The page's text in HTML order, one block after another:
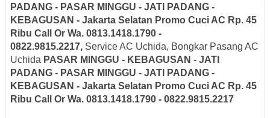
PADANG - PASAR MINGGU - JATI PADANG -
KEBAGUSAN - Jakarta Selatan Promo Cuci AC Rp. 45
Ribu Call Or Wa. 0813.1418.1790 -
0822.9815.2217, Service AC Uchida, Bongkar Pasang AC
Uchida PASAR MINGGU - KEBAGUSAN - JATI
PADANG - PASAR MINGGU - JATI PADANG -
KEBAGUSAN - Jakarta Selatan Promo Cuci AC Rp. 45
Ribu Call Or Wa. 0813.1418.1790 - 0822.9815.2217